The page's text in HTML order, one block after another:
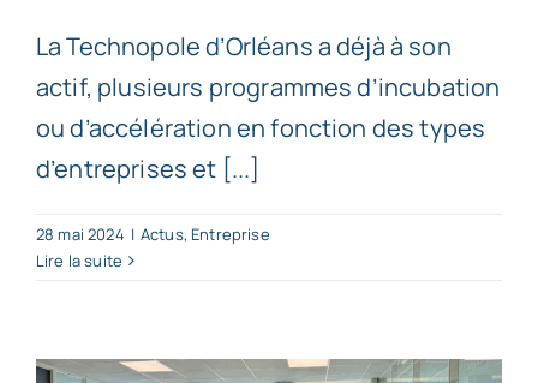
La Technopole d’Orléans a déjà à son
actif, plusieurs programmes d’incubation
ou d’accélération en fonction des types
d’entreprises et [...]
28 mai 2024 | Actus, Entreprise
Lire la suite